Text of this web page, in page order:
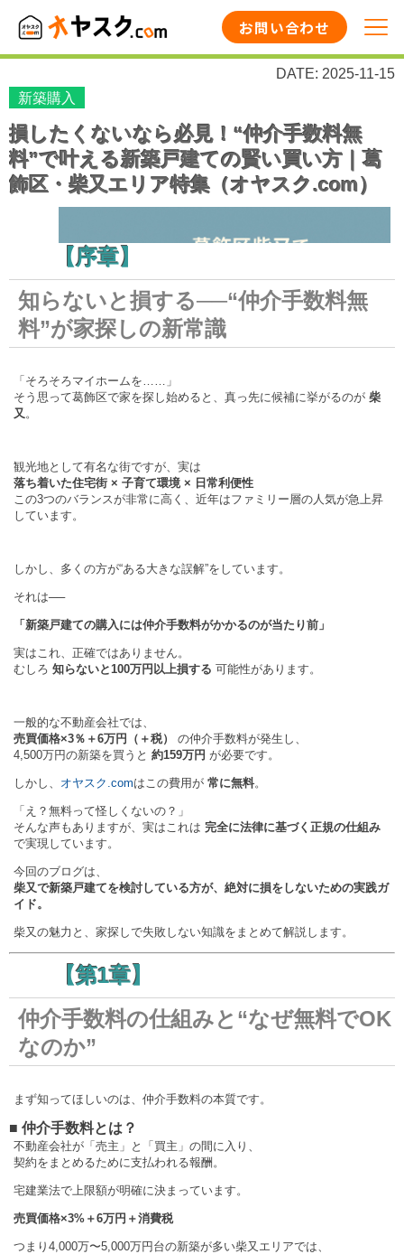
お問い合わせ
DATE: 2025-11-15
新築購入
損したくないなら必見！“仲介手数料無
料”で叶える新築戸建ての賢い買い方｜葛
飾区・柴又エリア特集（オヤスク.com）
【序章】
知らないと損する──“仲介手数料無
料”が家探しの新常識
「そろそろマイホームを……」
そう思って葛飾区で家を探し始めると、真っ先に候補に挙がるのが 柴
又 。
観光地として有名な街ですが、実は
落ち着いた住宅街 × 子育て環境 × 日常利便性
この3つのバランスが非常に高く、近年はファミリー層の人気が急上昇
しています。
しかし、多くの方が“ある大きな誤解”をしています。
それは──
「新築戸建ての購入には仲介手数料がかかるのが当たり前」
実はこれ、正確ではありません。
むしろ 知らないと100万円以上損する 可能性があります。
一般的な不動産会社では、
売買価格×3％＋6万円（＋税）
の仲介手数料が発生し、
4,500万円の新築を買うと 約159万円 が必要です。
しかし、 オヤスク.comはこの費用が 常に無料。
「え？無料って怪しくないの？」
そんな声もありますが、実はこれは 完全に法律に基づく正規の仕組み
で実現しています。
今回のブログは、
柴又で新築戸建てを検討している方が、絶対に損をしないための実践ガ
イド。
柴又の魅力と、家探しで失敗しない知識をまとめて解説します。
【第1章】
仲介手数料の仕組みと“なぜ無料でOK
なのか”
まず知ってほしいのは、仲介手数料の本質です。
■ 仲介手数料とは？
不動産会社が「売主」と「買主」の間に入り、
契約をまとめるために支払われる報酬。
宅建業法で上限額が明確に決まっています。
売買価格×3%＋6万円＋消費税
つまり4,000万〜5,000万円台の新築が多い柴又エリアでは、